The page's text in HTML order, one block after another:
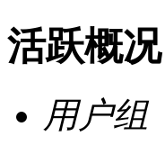
活跃概况
用户组